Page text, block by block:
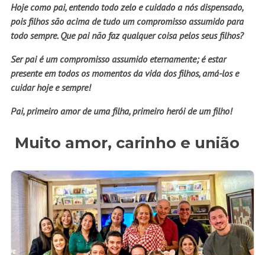
Hoje como pai, entendo todo zelo e cuidado a nós dispensado,
pois filhos são acima de tudo um compromisso assumido para
todo sempre. Que pai não faz qualquer coisa pelos seus filhos?
Ser pai é um compromisso assumido eternamente; é estar
presente em todos os momentos da vida dos filhos, amá-los e
cuidar hoje e sempre!
Pai, primeiro amor de uma filha, primeiro herói de um filho!
Muito amor, carinho e união